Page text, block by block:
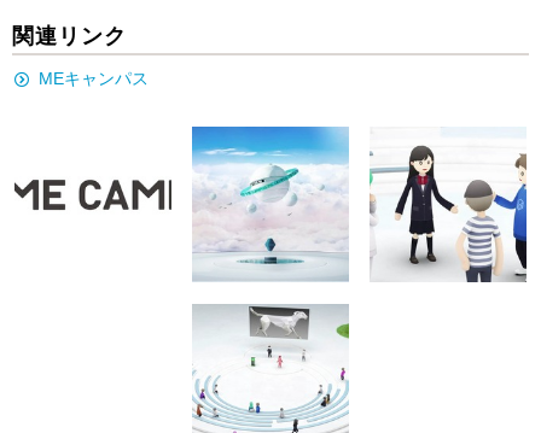
関連リンク
MEキャンパス